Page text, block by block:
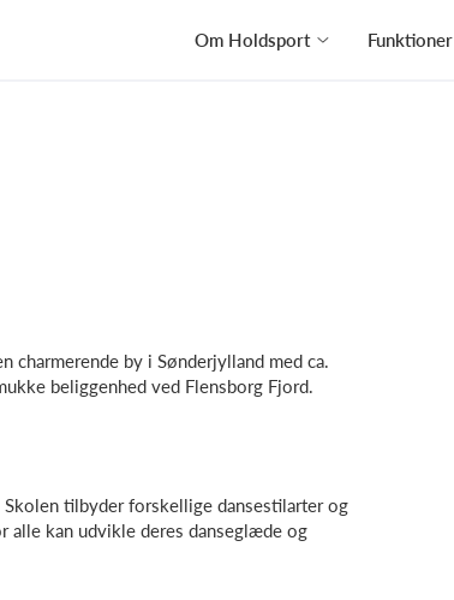
Om Holdsport Funktioner
charmerende by i Sønderjylland med ca.
beliggenhed ved Flensborg Fjord.
tilbyder forskellige dansestilarter og
alle kan udvikle deres danseglæde og